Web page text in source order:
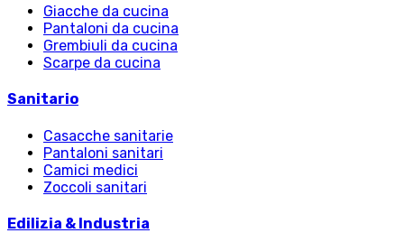
Giacche da cucina
Pantaloni da cucina
Grembiuli da cucina
Scarpe da cucina
Sanitario
Casacche sanitarie
Pantaloni sanitari
Camici medici
Zoccoli sanitari
Edilizia & Industria